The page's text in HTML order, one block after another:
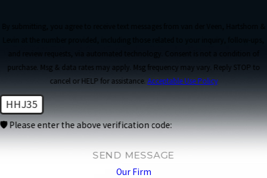
and review requests, via automated technology. Consent is not a condition of
purchase. Msg & data rates may apply. Msg frequency may vary. Reply STOP to
cancel or HELP for assistance. Acceptable Use Policy
HHJ35
🛡️ Please enter the above verification code:
SEND MESSAGE
Our Firm